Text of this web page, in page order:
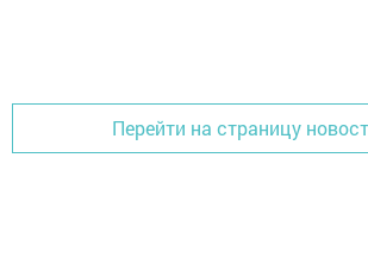
Перейти на страницу